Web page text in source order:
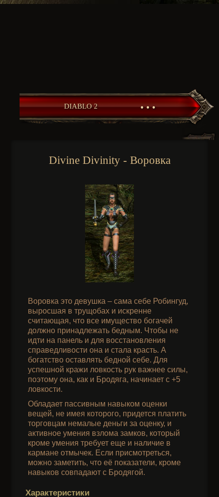
DIABLO 2 • • •
Divine Divinity - Воровка
Воровка это девушка – сама себе Робингуд,
выросшая в трущобах и искренне
считающая, что все имущество богачей
должно принадлежать бедным. Чтобы не
идти на панель и для восстановления
справедливости она и стала красть. А
богатство оставлять бедной себе. Для
успешной кражи ловкость рук важнее силы,
поэтому она, как и Бродяга, начинает с +5
ловкости.
Обладает пассивным навыком оценки
вещей, не имея которого, придется платить
торговцам немалые деньги за оценку, и
активное умения взлома замков, который
кроме умения требует еще и наличие в
кармане отмычек. Если присмотреться,
можно заметить, что её показатели, кроме
навыков совпадают с Бродягой.
Характеристики